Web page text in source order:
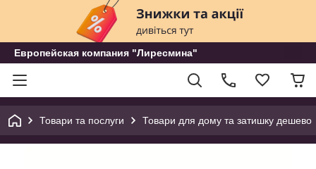
Европейская компания "Лиресмина"
Товари та послуги Товари для дому та затишку дешево